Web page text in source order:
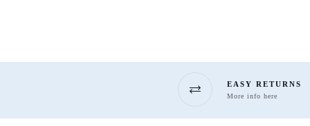
EASY RETURNS
More info here